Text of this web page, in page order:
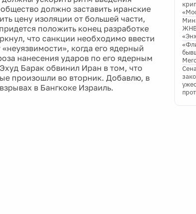
должно заставить иранские
цену изоляции от большей части,
положить конец разработке
что санкции необходимо ввести
когда его ядерный
нанесения ударов по его ядерным
Барак обвинил Иран в том, что
произошли во вторник. Добавлю, в
в Бангкоке Израиль.